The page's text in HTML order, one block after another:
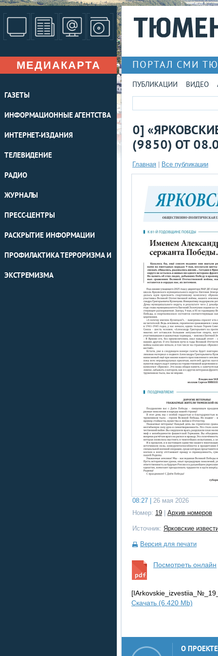
МЕДИАКАРТА
ГАЗЕТЫ
ИНФОРМАЦИОННЫЕ АГЕНТСТВА
ИНТЕРНЕТ-ИЗДАНИЯ
ТЕЛЕВИДЕНИЕ
РАДИО
ЖУРНАЛЫ
ПРЕСС-ЦЕНТРЫ
РАСКРЫТИЕ ИНФОРМАЦИИ
ПРОФИЛАКТИКА ТЕРРОРИЗМА И
ЭКСТРЕМИЗМА
ПОРТАЛ СМИ
ПУБЛИКАЦИИ ВИДЕО
0]
(9850) ОТ
Главная Все публикации
08:27 |
26 мая 2026
Номер: 19 Архив номеров
Источник: Ярковские
Версия для печати
Посмотреть онлайн
Скачать (6.420 Mb)
О ПРОЕКТЕ